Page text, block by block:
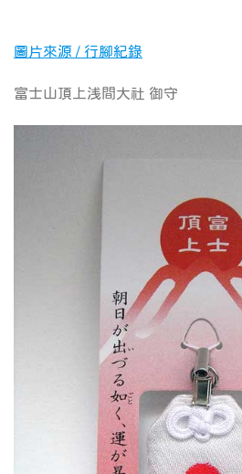
圖片來源 / 行腳紀錄
富士山頂上浅間大社 御守